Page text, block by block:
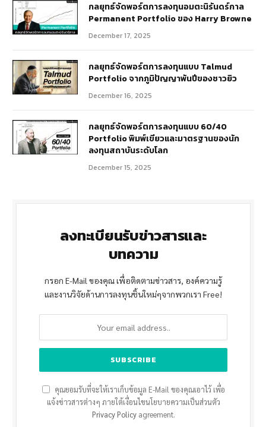
กลยุทธ์​จัดพอร์ตการลงทุนอมตะนิรันดร์กาล
Permanent Portfolio ของ Harry Browne
December 17, 2025
กลยุทธ์จัดพอร์ตการลงทุนแบบ Talmud
Portfolio จากภูมิปัญญาพันปีของชาวยิว
December 16, 2025
กลยุทธ์จัดพอร์ตการลงทุนแบบ 60/40
Portfolio พิมพ์เขียวและมาตรฐานของนัก
ลงทุนสถาบันระดับโลก
December 15, 2025
ลงทะเบียนรับข่าวสารและ
บทความ
กรอก E-Mail ของคุณ เพื่อติดตามข่าวสาร, องค์ความรู้
และงานวิจัยด้านการลงทุนชิ้นใหม่ๆจากพวกเรา Free!
คุณยอมรับที่จะให้เราเก็บข้อมูล E-Mail ของคุณเอาไว้ เพื่อ
แจ้งข่าวสารต่างๆ ภายใต้เงื่อนไขนโยบายความเป็นส่วนตัว
Privacy Policyagreement.